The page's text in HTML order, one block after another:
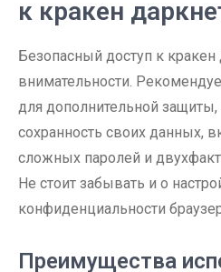
к кракен
Безопасный доступ к кракен
внимательности.
для дополнительной защиты,
сохранность своих данных,
сложных паролей и
Не стоит забывать и о
конфиденциальности
Преимущества